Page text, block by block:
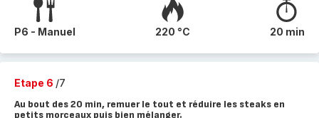
P6 - Manuel 220 °C 20 min
Etape 6 /7
Au bout des 20 min, remuer le tout et réduire les steaks en
petits morceaux puis bien mélanger.